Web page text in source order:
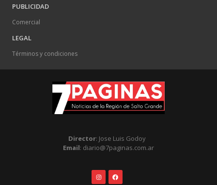
PUBLICIDAD
Comercial
LEGAL
Términos y condiciones
Director: Jose Luis Godoy
Email: diario@7paginas.com.ar